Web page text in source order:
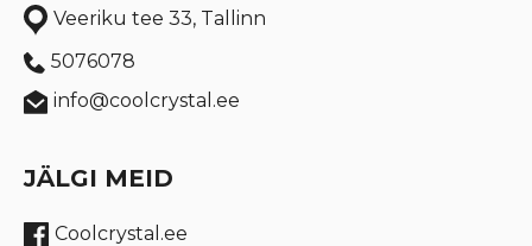
Veeriku tee 33, Tallinn
5076078
info@coolcrystal.ee
JÄLGI MEID
Coolcrystal.ee